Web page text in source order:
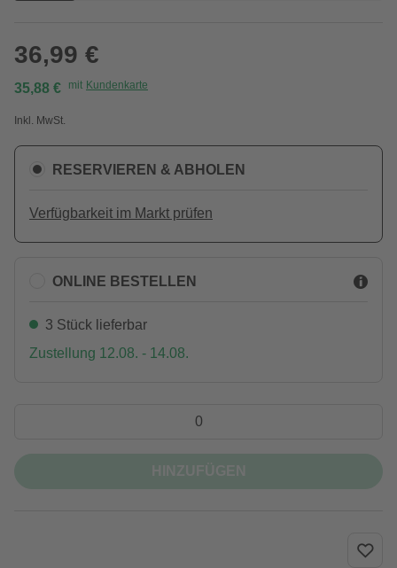
36,99 €
35,88 € mit Kundenkarte
Inkl. MwSt.
RESERVIEREN & ABHOLEN
Verfügbarkeit im Markt prüfen
ONLINE BESTELLEN
3 Stück lieferbar
Zustellung 12.08. - 14.08.